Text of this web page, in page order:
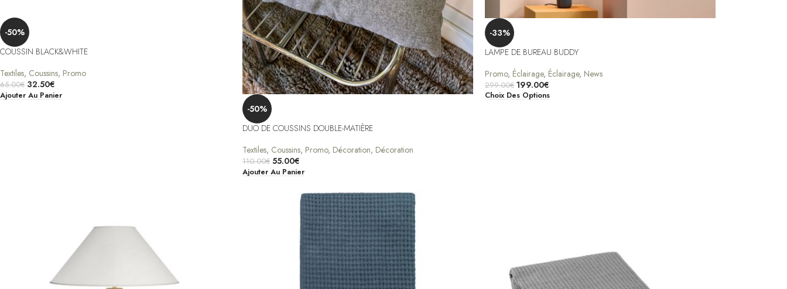
-50%
COUSSIN BLACK&WHITE
Textiles, Coussins, Promo
65.00€ 32.50€
Ajouter Au Panier
-50%
DUO DE COUSSINS DOUBLE-MATIÈRE
Textiles, Coussins, Promo, Décoration, Décoration
110.00€ 55.00€
Ajouter Au Panier
-33%
LAMPE DE BUREAU BUDDY
Promo, Éclairage, Éclairage, News
299.00€ 199.00€
Choix Des Options